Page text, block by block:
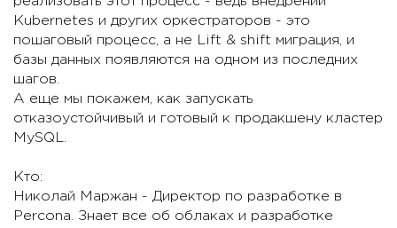
Kubernetes и других оркестраторов - это
пошаговый процесс, а не Lift & shift миграция, и
базы данных появляются на одном из последних
шагов.
А еще мы покажем, как запускать
отказоустойчивый и готовый к продакшену кластер
MySQL.
Кто:
Николай Маржан - Директор по разработке в
Percona. Знает все об облаках и разработке